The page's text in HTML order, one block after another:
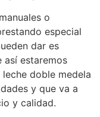
o
especial
dar es
así estaremos
doble medela
y que va a
y calidad.